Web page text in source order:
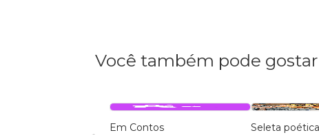
Você também pode
Em Contos
Seleta poética